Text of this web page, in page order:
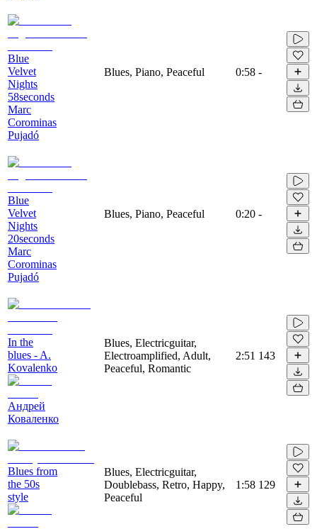
Blue
Velvet
Nights
58seconds
Marc
Corominas
Pujadó
Blues, Piano, Peaceful 0:58 -
Blue
Velvet
Nights
20seconds
Marc
Corominas
Pujadó
Blues, Piano, Peaceful 0:20 -
In the
blues - A.
Kovalenko
Андрей
Коваленко
Blues, Electricguitar,
Electroamplified, Adult,
Peaceful, Romantic
2:51 143
Blues from
the 50s
style
Blues, Electricguitar,
Doublebass, Retro, Happy,
Peaceful
1:58 129